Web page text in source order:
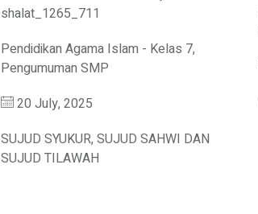
Pendidikan Agama Islam - Kelas 7,
Pengumuman SMP
20 July, 2025
SUJUD SYUKUR, SUJUD SAHWI DAN
SUJUD TILAWAH